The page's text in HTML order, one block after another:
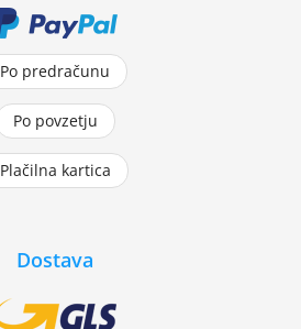
Po predračunu
Po povzetju
Plačilna kartica
Dostava